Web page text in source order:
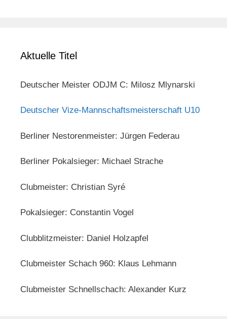
Aktuelle Titel
Deutscher Meister ODJM C: Milosz Mlynarski
Deutscher Vize-Mannschaftsmeisterschaft U10
Berliner Nestorenmeister: Jürgen Federau
Berliner Pokalsieger: Michael Strache
Clubmeister: Christian Syré
Pokalsieger: Constantin Vogel
Clubblitzmeister: Daniel Holzapfel
Clubmeister Schach 960: Klaus Lehmann
Clubmeister Schnellschach: Alexander Kurz